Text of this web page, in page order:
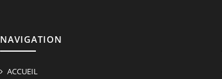
NAVIGATION
ACCUEIL